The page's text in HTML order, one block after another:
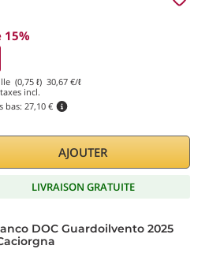
15%
(0,75 ℓ) 30,67 €/ℓ
incl.
bas: 27,10 €
AJOUTER
LIVRAISON GRATUITE
DOC Guardoilvento 2025